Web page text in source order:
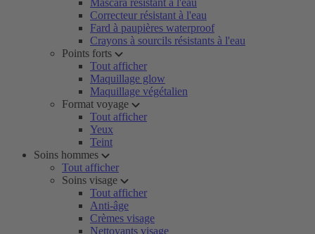
Mascara résistant à l'eau
Correcteur résistant à l'eau
Fard à paupières waterproof
Crayons à sourcils résistants à l'eau
Points forts
Tout afficher
Maquillage glow
Maquillage végétalien
Format voyage
Tout afficher
Yeux
Teint
Soins hommes
Tout afficher
Soins visage
Tout afficher
Anti-âge
Crèmes visage
Nettoyants visage